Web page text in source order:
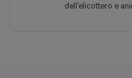
dell'elicottero e